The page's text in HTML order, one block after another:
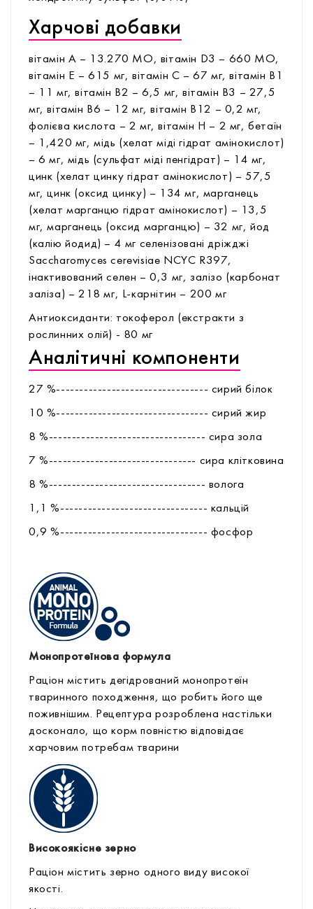
Харчові добавки
вітамін А – 13.270 МО, вітамін D3 – 660 МО,
вітамін Е – 615 мг, вітамін С – 67 мг, вітамін В1
– 11 мг, вітамін В2 – 6,5 мг, вітамін В3 – 27,5
мг, вітамін В6 – 12 мг, вітамін В12 – 0,2 мг,
фолієва кислота – 2 мг, вітамін Н – 2 мг, бетаїн
– 1,420 мг, мідь (хелат міді гідрат амінокислот)
– 6 мг, мідь (сульфат міді пенгідрат) – 14 мг,
цинк (хелат цинку гідрат амінокислот) – 57,5
мг, цинк (оксид цинку) – 134 мг, марганець
(хелат марганцю гідрат амінокислот) – 13,5
мг, марганець (оксид марганцю) – 32 мг, йод
(калію йодид) – 4 мг селенізовані дріжджі
Saccharomyces cerevisiae NCYC R397,
інактивований селен – 0,3 мг, залізо (карбонат
заліза) – 218 мг, L-карнітин – 200 мг
Антиоксиданти: токоферол (екстракти з
рослинних олій) - 80 мг
Аналітичні компоненти
27 %--------------------------------- сирий білок
10 %--------------------------------- сирий жир
8 %---------------------------------- сира зола
7 %-------------------------------- сира клітковина
8 %---------------------------------- волога
1,1 %-------------------------------- кальцій
0,9 %-------------------------------- фоcфор
Монопротеїнова формула
Раціон містить дегідрований монопротеїн
тваринного походження, що робить його ще
поживнішим. Рецептура розроблена настільки
досконало, що корм повністю відповідає
харчовим потребам тварини
Високоякісне зерно
Раціон містить зерно одного виду високої
якості.